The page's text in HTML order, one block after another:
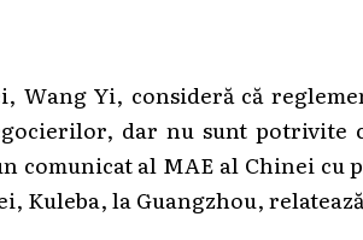
Wang Yi, consideră că
dar nu sunt potrivite
comunicat al MAE al Chinei cu
Kuleba, la Guangzhou,